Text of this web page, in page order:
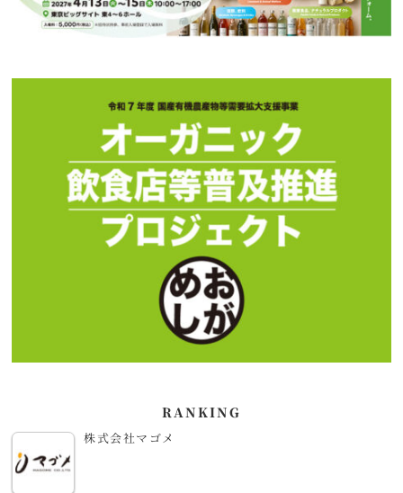
RANKING
株式会社マゴメ